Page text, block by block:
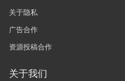
关于隐私
广告合作
资源投稿合作
关于我们